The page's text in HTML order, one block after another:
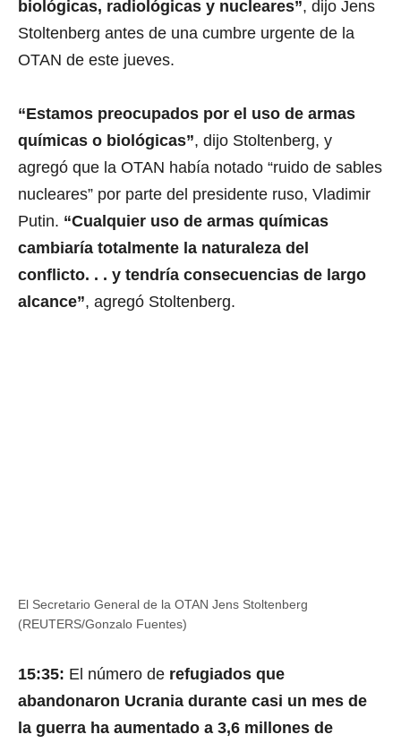
biológicas, radiológicas y nucleares”, dijo Jens
Stoltenberg antes de una cumbre urgente de la
OTAN de este jueves.
“Estamos preocupados por el uso de armas
químicas o biológicas”, dijo Stoltenberg, y
agregó que la OTAN había notado “ruido de sables
nucleares” por parte del presidente ruso, Vladimir
Putin. “Cualquier uso de armas químicas
cambiaría totalmente la naturaleza del
conflicto. . . y tendría consecuencias de largo
alcance”, agregó Stoltenberg.
El Secretario General de la OTAN Jens Stoltenberg
(REUTERS/Gonzalo Fuentes)
15:35: El número de refugiados que
abandonaron Ucrania durante casi un mes de
la guerra ha aumentado a 3,6 millones de